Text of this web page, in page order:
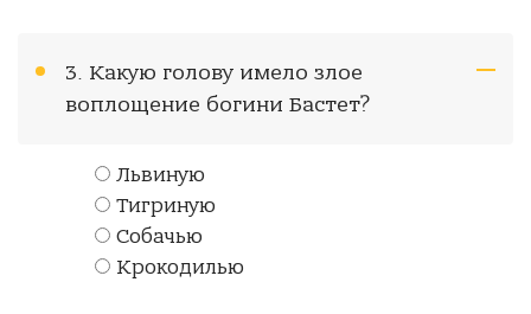
3. Какую голову имело злое
воплощение богини Бастет?
Львиную
Тигриную
Собачью
Крокодилью